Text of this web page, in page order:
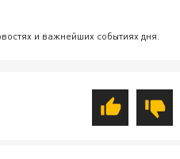
и важнейших событиях дня.